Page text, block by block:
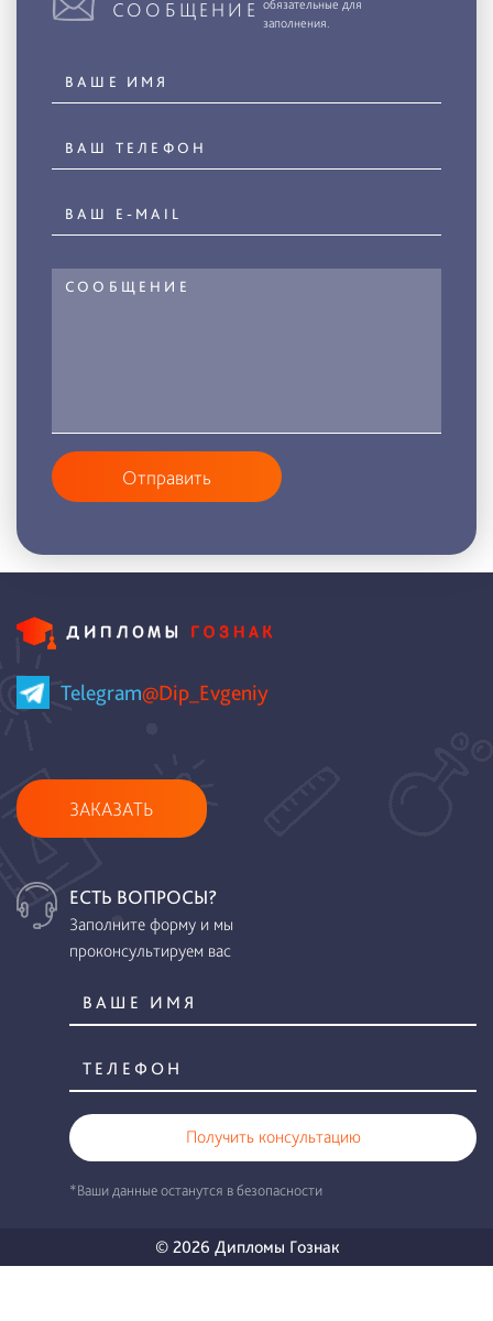
СООБЩЕНИЕ обязательные для
заполнения.
Отправить
Telegram@Dip_Evgeniy
ЗАКАЗАТЬ
ЕСТЬ ВОПРОСЫ?
Заполните форму и мы
проконсультируем вас
Получить консультацию
*Ваши данные останутся в безопасности
© 2026 Дипломы Гознак